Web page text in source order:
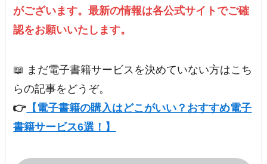
がございます。最新の情報は各公式サイトでご確
認をお願いいたします。
📖 まだ電子書籍サービスを決めていない方はこち
らの記事をどうぞ。
👉 【電子書籍の購入はどこがいい？おすすめ電子
書籍サービス6選！】